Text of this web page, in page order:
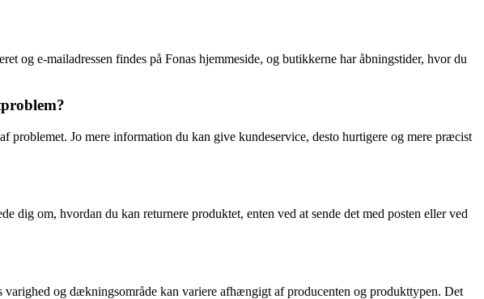
og e-mailadressen findes på Fonas hjemmeside, og butikkerne har åbningstider, hvor du
problemet. Jo mere information du kan give kundeservice, desto hurtigere og mere præcist
om, hvordan du kan returnere produktet, enten ved at sende det med posten eller ved
og dækningsområde kan variere afhængigt af producenten og produkttypen. Det